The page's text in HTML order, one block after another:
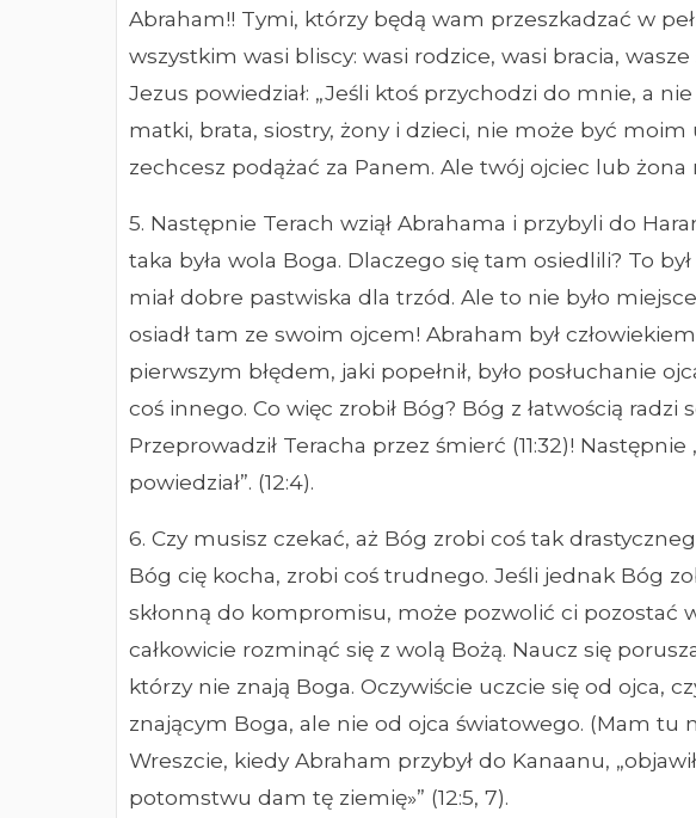
Abraham!! Tymi, którzy będą wam przeszkadzać w
wszystkim wasi bliscy: wasi rodzice, wasi bracia,
Jezus powiedział: „Jeśli ktoś przychodzi do mnie, a
matki, brata, siostry, żony i dzieci, nie może być moim
zechcesz podążać za Panem. Ale twój ojciec lub żona
5. Następnie Terach wziął Abrahama i przybyli do
taka była wola Boga. Dlaczego się tam osiedlili? To
miał dobre pastwiska dla trzód. Ale to nie było
osiadł tam ze swoim ojcem! Abraham był
pierwszym błędem, jaki popełnił, było posłuchanie
coś innego. Co więc zrobił Bóg? Bóg z łatwością radzi
Przeprowadził Teracha przez śmierć (11:32)!
powiedział”. (12:4).
6. Czy musisz czekać, aż Bóg zrobi coś tak
Bóg cię kocha, zrobi coś trudnego. Jeśli jednak Bóg
skłonną do kompromisu, może pozwolić ci pozostać
całkowicie rozminąć się z wolą Bożą. Naucz się
którzy nie znają Boga. Oczywiście uczcie się od ojca,
znającym Boga, ale nie od ojca światowego. (Mam tu
Wreszcie, kiedy Abraham przybył do Kanaanu,
potomstwu dam tę ziemię»” (12:5, 7).